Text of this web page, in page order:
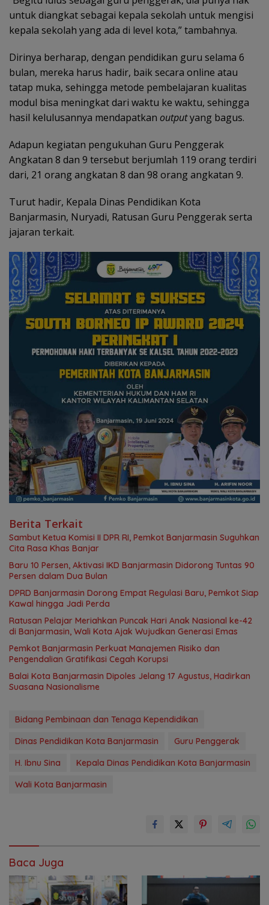
untuk diangkat sebagai kepala sekolah untuk mengisi
kepala sekolah yang ada di level kota,” tambahnya.
Dirinya berharap, dengan pendidikan guru selama 6
bulan, mereka harus hadir, baik secara online atau
tatap muka, sehingga metode pembelajaran kualitas
modul bisa meningkat dari waktu ke waktu, sehingga
hasil kelulusannya mendapatkan outputyang bagus.
Adapun kegiatan pengukuhan Guru Penggerak
Angkatan 8 dan 9 tersebut berjumlah 119 orang terdiri
dari, 21 orang angkatan 8 dan 98 orang angkatan 9.
Turut hadir, Kepala Dinas Pendidikan Kota
Banjarmasin, Nuryadi, Ratusan Guru Penggerak serta
jajaran terkait.
Berita Terkait
Sambut Ketua Komisi II DPR RI, Pemkot Banjarmasin Suguhkan
Cita Rasa Khas Banjar
Baru 10 Persen, Aktivasi IKD Banjarmasin Didorong Tuntas 90
Persen dalam Dua Bulan
DPRD Banjarmasin Dorong Empat Regulasi Baru, Pemkot Siap
Kawal hingga Jadi Perda
Ratusan Pelajar Meriahkan Puncak Hari Anak Nasional ke-42
di Banjarmasin, Wali Kota Ajak Wujudkan Generasi Emas
Pemkot Banjarmasin Perkuat Manajemen Risiko dan
Pengendalian Gratifikasi Cegah Korupsi
Balai Kota Banjarmasin Dipoles Jelang 17 Agustus, Hadirkan
Suasana Nasionalisme
Bidang Pembinaan dan Tenaga Kependidikan
Dinas Pendidikan Kota Banjarmasin
Guru Penggerak
H. Ibnu Sina
Kepala Dinas Pendidikan Kota Banjarmasin
Wali Kota Banjarmasin
Baca Juga